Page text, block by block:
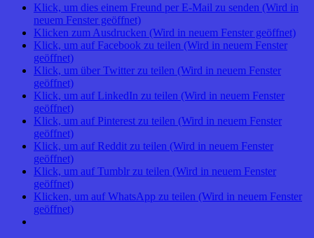
Klick, um dies einem Freund per E-Mail zu senden (Wird in
neuem Fenster geöffnet)
Klicken zum Ausdrucken (Wird in neuem Fenster geöffnet)
Klick, um auf Facebook zu teilen (Wird in neuem Fenster
geöffnet)
Klick, um über Twitter zu teilen (Wird in neuem Fenster
geöffnet)
Klick, um auf LinkedIn zu teilen (Wird in neuem Fenster
geöffnet)
Klick, um auf Pinterest zu teilen (Wird in neuem Fenster
geöffnet)
Klick, um auf Reddit zu teilen (Wird in neuem Fenster
geöffnet)
Klick, um auf Tumblr zu teilen (Wird in neuem Fenster
geöffnet)
Klicken, um auf WhatsApp zu teilen (Wird in neuem Fenster
geöffnet)